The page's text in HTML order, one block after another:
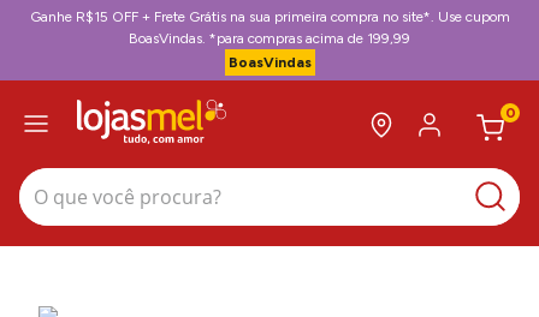
Ganhe R$15 OFF + Frete Grátis na sua primeira compra no site*. Use cupom
BoasVindas. *para compras acima de 199,99
BoasVindas
0
O que você procura?